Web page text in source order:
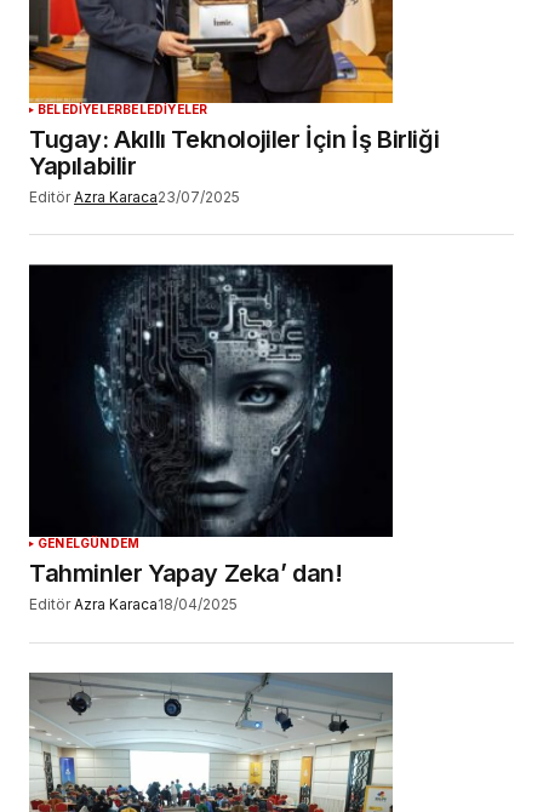
BELEDİYELERBELEDİYELER
Tugay: Akıllı Teknolojiler İçin İş Birliği
Yapılabilir
Editör Azra Karaca23/07/2025
GENELGÜNDEM
Tahminler Yapay Zeka’ dan!
Editör Azra Karaca18/04/2025